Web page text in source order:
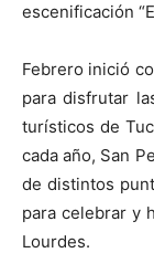
escenificación
Febrero inició
para disfrutar
turísticos de
cada año, San
de distintos
para celebrar y
Lourdes.